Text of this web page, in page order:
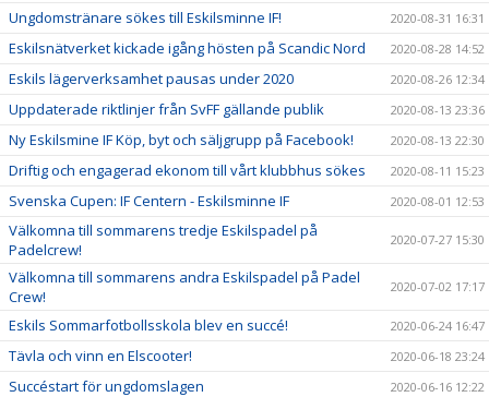
Ungdomstränare sökes till Eskilsminne IF! 2020-08-31 16:31
Eskilsnätverket kickade igång hösten på Scandic Nord 2020-08-28 14:52
Eskils lägerverksamhet pausas under 2020 2020-08-26 12:34
Uppdaterade riktlinjer från SvFF gällande publik 2020-08-13 23:36
Ny Eskilsmine IF Köp, byt och säljgrupp på Facebook! 2020-08-13 22:30
Driftig och engagerad ekonom till vårt klubbhus sökes 2020-08-11 15:23
Svenska Cupen: IF Centern - Eskilsminne IF 2020-08-01 12:53
Välkomna till sommarens tredje Eskilspadel på
Padelcrew!
2020-07-27 15:30
Välkomna till sommarens andra Eskilspadel på Padel
Crew!
2020-07-02 17:17
Eskils Sommarfotbollsskola blev en succé! 2020-06-24 16:47
Tävla och vinn en Elscooter! 2020-06-18 23:24
Succéstart för ungdomslagen 2020-06-16 12:22